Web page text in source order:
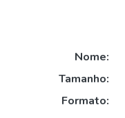
Nome:
Tamanho:
Formato: